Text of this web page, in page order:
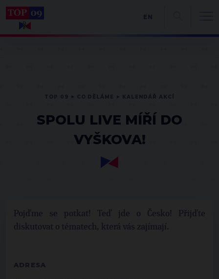
SPOLU LIVE MÍŘÍ DO
VYŠKOVA!
Pojďme se potkat! Teď jde o Česko! Přijďte
diskutovat o tématech, která vás zajímají.
ADRESA